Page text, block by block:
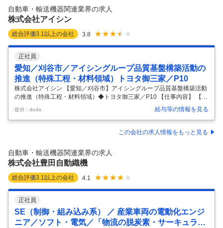
インとして、送迎業務を中心にご担当いただきます。 単なる送迎対応で
はなく、役員のスケジュールや状況変化に応じた柔軟な対応・先回りし
…
自動車・輸送機器関連業界の求人
株式会社アイシン
総合評価3.1 以上の会社 3.8
正社員
愛知／刈谷市／アイシングループ品質基盤構築活動の
推進（特殊工程・材料領域）トヨタ御三家／P10
株式会社アイシン 【愛知／刈谷市】アイシングループ品質基盤構築活動
の推進（特殊工程・材料領域）◆トヨタ御三家／P10 【仕事内容】 【愛
知／刈谷市】アイシングループ品質基盤構築活動の推進（特殊工程・材
料領域）◆トヨタ御三家／P10 【具体的な仕事内容】 グループ全体の品
質経営の根幹に携わり、「顧客へ安心と信頼を届け続ける」それがこの
仕事の最大の魅力です。自動車業界の大変革期において、グループ品質
づくりが求められています。アイシングループ全体を牽引する存在とし
て活躍いただけるメンバーを増員し、体制強化を図るため、今回募集を
行います。…
提供：doda 給与等の情報を見る
この会社の求人情報をもっと見る
自動車・輸送機器関連業界の求人
株式会社豊田自動織機
総合評価3.1 以上の会社 4.1
正社員
SE（制御・組み込み系） ／ 産業車両の電動化エンジ
ニア／ソフト・電気／「物流の脱炭素・サーキュラー